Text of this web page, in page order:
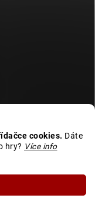
cookies. Dáte
hry? Více info